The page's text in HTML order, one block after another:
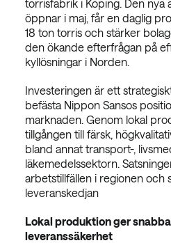
torrisfabrik i Köping. Den nya
öppnar i maj, får en daglig
18 ton torris och stärker
den ökande efterfrågan på
kyllösningar i Norden.
Investeringen är ett
befästa Nippon Sansos
marknaden. Genom lokal
tillgången till färsk,
bland annat transport-,
läkemedelssektorn.
arbetstillfällen i regionen och
leveranskedjan
Lokal produktion ger
leveranssäkerhet